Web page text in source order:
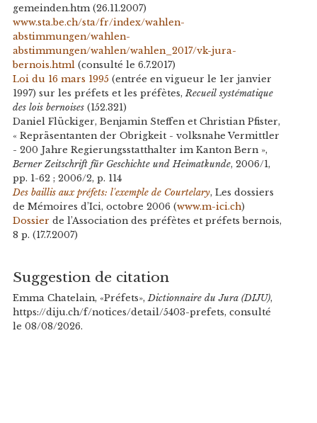
gemeinden.htm(26.11.2007)
www.sta.be.ch/sta/fr/index/wahlen-
abstimmungen/wahlen-
abstimmungen/wahlen/wahlen_2017/vk-jura-
bernois.html (consulté le 6.7.2017)
Loi du 16 mars 1995(entrée en vigueur le 1er janvier
1997) sur les préfets et les préfètes, Recueil systématique
des lois bernoises(152.321)
Daniel Flückiger, Benjamin Steffen et Christian Pfister,
« Repräsentanten der Obrigkeit - volksnahe Vermittler
- 200 Jahre Regierungsstatthalter im Kanton Bern »,
Berner Zeitschrift für Geschichte und Heimatkunde, 2006/1,
pp. 1-62 ; 2006/2, p. 114
Des baillis aux préfets: l'exemple de Courtelary, Les dossiers
de Mémoires d’Ici, octobre 2006 (www.m-ici.ch)
Dossier de l’Association des préfètes et préfets bernois,
8 p. (17.7.2007)
Suggestion de citation
Emma Chatelain, «Préfets», Dictionnaire du Jura (DIJU),
https://diju.ch/f/notices/detail/5403-prefets, consulté
le 08/08/2026.